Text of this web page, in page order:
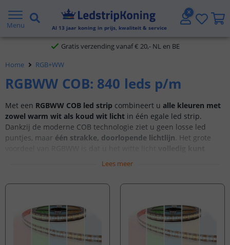
Menu Al 13 jaar koning in prijs, kwaliteit & service
5 jaar garantie
Gratis verzending vanaf € 20,- NL en BE
morgen in huis
Home RGB+WW
RGBWW COB: 840 leds p/m
Met een RGBWW COB led strip combineert u alle kleuren met
zowel warm wit als koud wit licht in één egale led strip.
Dankzij de moderne COB technologie ziet u geen losse led
puntjes, maar één strakke, doorlopende lichtlijn. Het grote
. Van warm en sfeervol tot helder en functioneel. Zo
Geniet vanflexibele,buigzame verlichting met eenhoge
lichtopbrengsten een egale lichtverdeling.
Lees meer